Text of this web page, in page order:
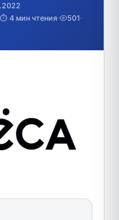
⏱️ 4 мин чтения· 501·